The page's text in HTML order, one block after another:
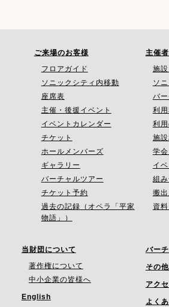
ご来場のお客様
フロアガイド
ソニックシティ内移動
座席表
主催・後援イベント
イベントカレンダー
チケット
ホールメンバーズ
ギャラリー
バーチャルツアー
チケット予約
過去の記録（オペラ「平家
物語」）
主催
施
ソ
バ
利
利
施
学
イ
組
搬
資
当財団について
著作権について
中小企業の皆様へ
English
バー
その
アク
よく